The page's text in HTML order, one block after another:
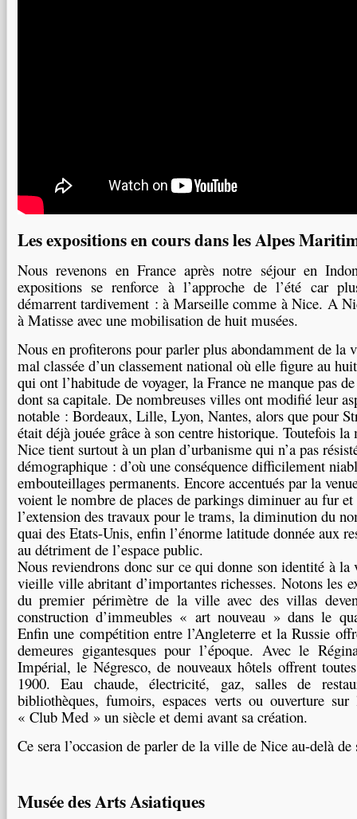
Les expositions en cours dans les Alpes
Nous revenons en France après notre séjour en
expositions se renforce à l’approche de l’été car
démarrent tardivement : à Marseille comme à Nice. A
à Matisse avec une mobilisation de huit musées.
Nous en profiterons pour parler plus abondamment de la
mal classée d’un classement national où elle figure au
qui ont l’habitude de voyager, la France ne manque pas
dont sa capitale. De nombreuses villes ont modifié leur
notable : Bordeaux, Lille, Lyon, Nantes, alors que pour
était déjà jouée grâce à son centre historique. Toutefois la
Nice tient surtout à un plan d’urbanisme qui n’a pas
démographique : d’où une conséquence difficilement
embouteillages permanents. Encore accentués par la
voient le nombre de places de parkings diminuer au fur et
l’extension des travaux pour le trams, la diminution du
quai des Etats-Unis, enfin l’énorme latitude donnée aux
au détriment de l’espace public.
Nous reviendrons donc sur ce qui donne son identité à
vieille ville abritant d’importantes richesses. Notons les
du premier périmètre de la ville avec des villas
construction d’immeubles « art nouveau » dans le
Enfin une compétition entre l’Angleterre et la Russie
demeures gigantesques pour l’époque. Avec le
Impérial, le Négresco, de nouveaux hôtels offrent
1900. Eau chaude, électricité, gaz, salles de
bibliothèques, fumoirs, espaces verts ou ouverture
« Club Med » un siècle et demi avant sa création.
Ce sera l’occasion de parler de la ville de Nice au-delà
Musée des Arts Asiatiques